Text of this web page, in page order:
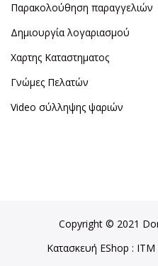
Παρακολούθηση παραγγελιών
Δημιουργία λογαριασμού
Χαρτης Καταστηματος
Γνώμες Πελατών
Video σύλληψης ψαριών
Copyright © 2021
Κατασκευή EShop : ITM